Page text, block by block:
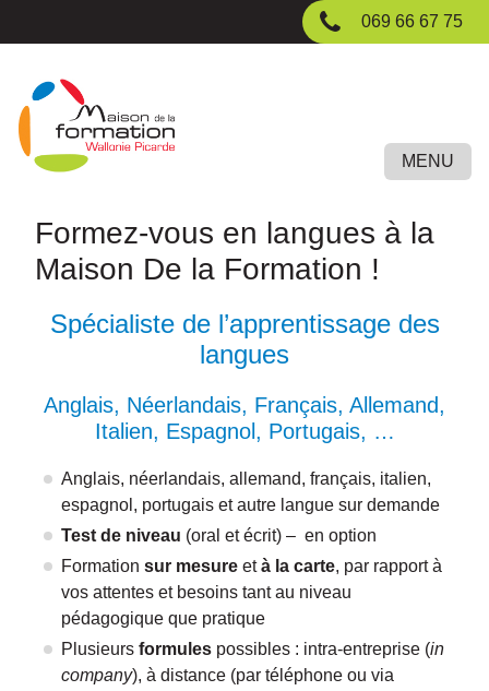
principal
069 66 67 75
MENU
Formez-vous en langues à la
Maison De la Formation !
Spécialiste de l’apprentissage des
langues
Anglais, Néerlandais, Français, Allemand,
Italien, Espagnol, Portugais, …
Anglais, néerlandais, allemand, français, italien,
espagnol, portugais et autre langue sur demande
Test de niveau (oral et écrit) – en option
Formation sur mesure età la carte, par rapport à
vos attentes et besoins tant au niveau
pédagogique que pratique
Plusieurs formules possibles : intra-entreprise (in
company), à distance (par téléphone ou via